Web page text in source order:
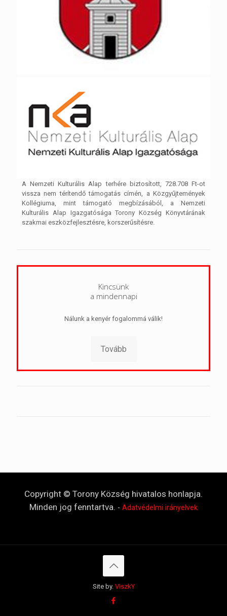
A Nemzeti Kulturális Alap terhére biztosított, 728.708 Ft-ot
vissza nem térítendő támogatás címén, a Közgyűjtemények
Kollégiuma, mint támogató megbízásából, a Nemzeti
Kulturális Alap Igazgatósága Torony Község Könyvtárának
szakmai eszközfejlesztésre, korszerűsítésre.
Kincsünk
a mindennapi
Nálunk a kenyér fogalommá válik!
Tovább
Copyright © Torony Község hivatalos honlapja.
Minden jog fenntartva. - Adatvédelmi irányelvek
Site by. ViszkY